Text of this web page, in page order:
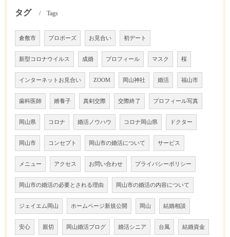
タグ Tags
倉敷市 プロポーズ お見合い 初デート
新型コロナウイルス 成婚 プロフィール マスク 桜
インターネットお見合い ZOOM 岡山神社 婚活 福山市
歯科医師 婿養子 真剣交際 交際終了 プロフィール写真
岡山県 コロナ 婚活ノウハウ コロナ岡山県 ドクター
岡山市 コンセプト 岡山市の婚活について サービス
メニュー アクセス お問い合わせ プライバシーポリシー
岡山市の婚活の必要とされる理由 岡山市の婚活の内容について
ジェイエム岡山 ホームページ新規公開 岡山 結婚相談
安心 親切 岡山婚活ブログ 婚活シニア 台風 結婚資金